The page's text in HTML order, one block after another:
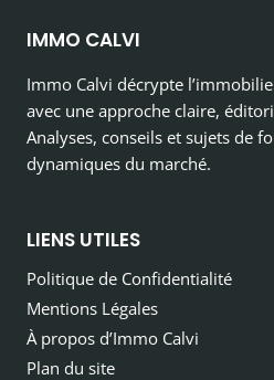
IMMO CALVI
Immo Calvi décrypte
avec une approche claire,
Analyses, conseils et sujets de
dynamiques du marché.
LIENS UTILES
Politique de Confidentialité
Mentions Légales
À propos d’Immo Calvi
Plan du site